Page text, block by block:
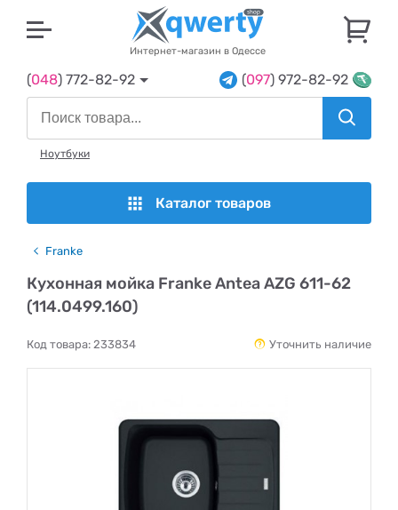
Интернет-магазин в Одессе
(048) 772-82-92 (097) 972-82-92
Ноутбуки
Каталог товаров
Franke
Кухонная мойка Franke Antea AZG 611-62
(114.0499.160)
Код товара: 233834 Уточнить наличие